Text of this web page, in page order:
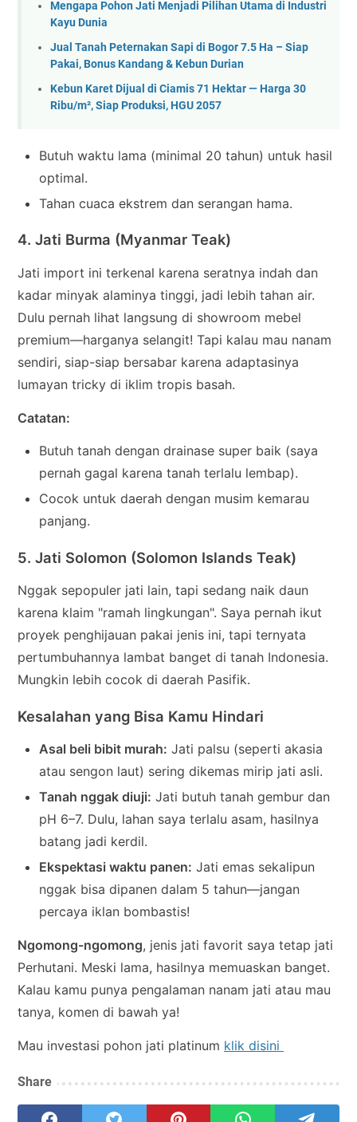
Mengapa Pohon Jati Menjadi Pilihan Utama di Industri
Kayu Dunia
Jual Tanah Peternakan Sapi di Bogor 7.5 Ha – Siap
Pakai, Bonus Kandang & Kebun Durian
Kebun Karet Dijual di Ciamis 71 Hektar — Harga 30
Ribu/m², Siap Produksi, HGU 2057
Butuh waktu lama (minimal 20 tahun) untuk hasil
optimal.
Tahan cuaca ekstrem dan serangan hama.
4. Jati Burma (Myanmar Teak)
Jati import ini terkenal karena seratnya indah dan
kadar minyak alaminya tinggi, jadi lebih tahan air.
Dulu pernah lihat langsung di showroom mebel
premium—harganya selangit! Tapi kalau mau nanam
sendiri, siap-siap bersabar karena adaptasinya
lumayan tricky di iklim tropis basah.
Catatan:
Butuh tanah dengan drainase super baik (saya
pernah gagal karena tanah terlalu lembap).
Cocok untuk daerah dengan musim kemarau
panjang.
5. Jati Solomon (Solomon Islands Teak)
Nggak sepopuler jati lain, tapi sedang naik daun
karena klaim "ramah lingkungan". Saya pernah ikut
proyek penghijauan pakai jenis ini, tapi ternyata
pertumbuhannya lambat banget di tanah Indonesia.
Mungkin lebih cocok di daerah Pasifik.
Kesalahan yang Bisa Kamu Hindari
Asal beli bibit murah: Jati palsu (seperti akasia
atau sengon laut) sering dikemas mirip jati asli.
Tanah nggak diuji: Jati butuh tanah gembur dan
pH 6–7. Dulu, lahan saya terlalu asam, hasilnya
batang jadi kerdil.
Ekspektasi waktu panen: Jati emas sekalipun
nggak bisa dipanen dalam 5 tahun—jangan
percaya iklan bombastis!
Ngomong-ngomong, jenis jati favorit saya tetap jati
Perhutani. Meski lama, hasilnya memuaskan banget.
Kalau kamu punya pengalaman nanam jati atau mau
tanya, komen di bawah ya!
Mau investasi pohon jati platinum klik disini
Share